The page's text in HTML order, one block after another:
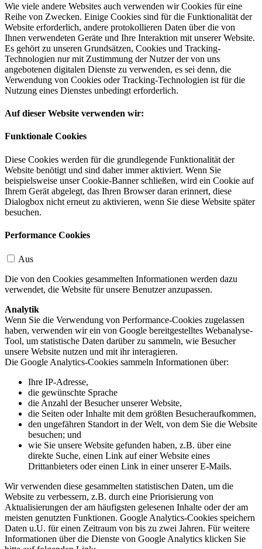
Wie viele andere Websites auch verwenden wir Cookies für eine
Reihe von Zwecken. Einige Cookies sind für die Funktionalität der
Website erforderlich, andere protokollieren Daten über die von
Ihnen verwendeten Geräte und Ihre Interaktion mit unserer Website.
Es gehört zu unseren Grundsätzen, Cookies und Tracking-
Technologien nur mit Zustimmung der Nutzer der von uns
angebotenen digitalen Dienste zu verwenden, es sei denn, die
Verwendung von Cookies oder Tracking-Technologien ist für die
Nutzung eines Dienstes unbedingt erforderlich.
Auf dieser Website verwenden wir:
Funktionale Cookies
Diese Cookies werden für die grundlegende Funktionalität der
Website benötigt und sind daher immer aktiviert. Wenn Sie
beispielsweise unser Cookie-Banner schließen, wird ein Cookie auf
Ihrem Gerät abgelegt, das Ihren Browser daran erinnert, diese
Dialogbox nicht erneut zu aktivieren, wenn Sie diese Website später
besuchen.
Performance Cookies
Aus
Die von den Cookies gesammelten Informationen werden dazu
verwendet, die Website für unsere Benutzer anzupassen.
Analytik
Wenn Sie die Verwendung von Performance-Cookies zugelassen
haben, verwenden wir ein von Google bereitgestelltes Webanalyse-
Tool, um statistische Daten darüber zu sammeln, wie Besucher
unsere Website nutzen und mit ihr interagieren.
Die Google Analytics-Cookies sammeln Informationen über:
Ihre IP-Adresse,
die gewünschte Sprache
die Anzahl der Besucher unserer Website,
die Seiten oder Inhalte mit dem größten Besucheraufkommen,
den ungefähren Standort in der Welt, von dem Sie die Website
besuchen; und
wie Sie unsere Website gefunden haben, z.B. über eine
direkte Suche, einen Link auf einer Website eines
Drittanbieters oder einen Link in einer unserer E-Mails.
Wir verwenden diese gesammelten statistischen Daten, um die
Website zu verbessern, z.B. durch eine Priorisierung von
Aktualisierungen der am häufigsten gelesenen Inhalte oder der am
meisten genutzten Funktionen. Google Analytics-Cookies speichern
Daten u.U. für einen Zeitraum von bis zu zwei Jahren. Für weitere
Informationen über die Dienste von Google Analytics klicken Sie